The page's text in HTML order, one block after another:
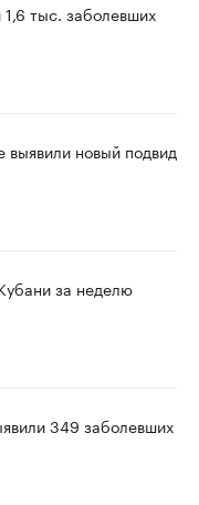
тыс. заболевших
выявили новый подвид
за неделю
349 заболевших